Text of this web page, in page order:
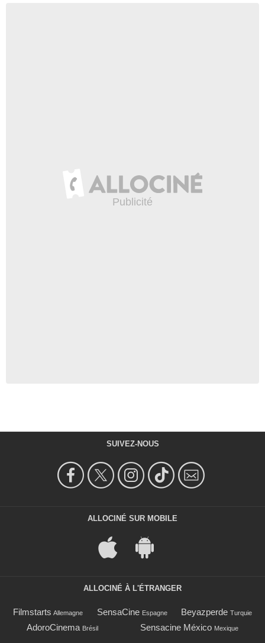
SUIVEZ-NOUS
ALLOCINÉ SUR MOBILE
ALLOCINÉ À L'ÉTRANGER
Filmstarts Allemagne SensaCine Espagne Beyazperde Turquie
AdoroCinema Brésil Sensacine México Mexique